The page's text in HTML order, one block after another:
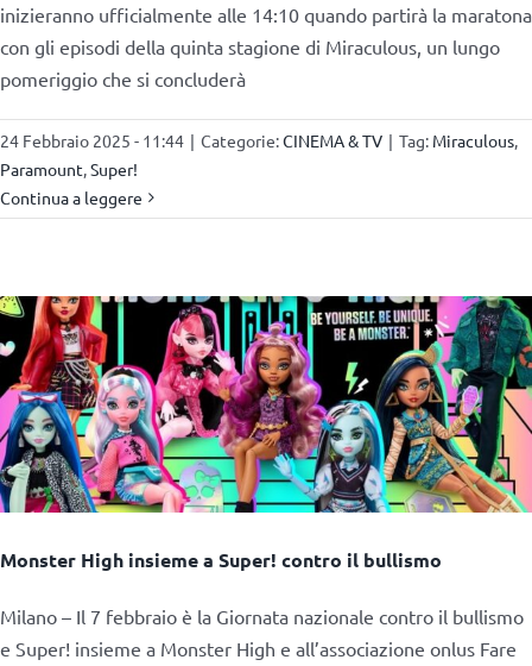
inizieranno ufficialmente alle 14:10 quando partirà la maratona
con gli episodi della quinta stagione di Miraculous, un lungo
pomeriggio che si concluderà
24 Febbraio 2025 - 11:44 | Categorie:CINEMA & TV | Tag: Miraculous,
Paramount,Super!
Continua a leggere
Monster High insieme a Super! contro il bullismo
Milano – Il 7 febbraio è la Giornata nazionale contro il bullismo
e Super! insieme a Monster High e all’associazione onlus Fare